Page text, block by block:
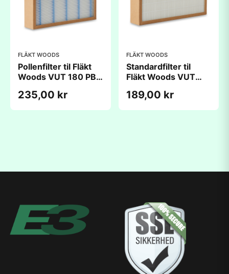
FLÄKT WOODS
Pollenfilter til Fläkt
Woods VUT 180 PB
235,00 kr
FLÄKT WOODS
Standardfilter til
Fläkt Woods VUT
(186x214x18mm)
189,00 kr